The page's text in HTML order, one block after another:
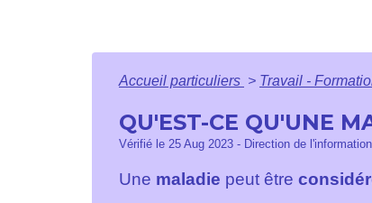
Accueil particuliers > Travail -
QU'EST-CE QU'UNE
Vérifié le 25 Aug 2023 - Direction de
Une maladie peut être